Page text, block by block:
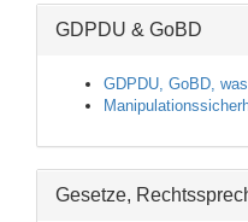
GDPDU & GoBD
GDPDU, GoBD,
Gesetze,